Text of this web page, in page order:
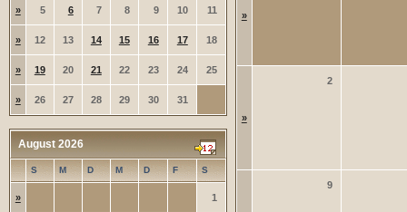
» 5 6 7 8 9 10 11
» 12 13 14 15 16 17 18
» 19 20 21 22 23 24 25
» 26 27 28 29 30 31
August 2026
S M D M D F S
» 1
»
»
2
9